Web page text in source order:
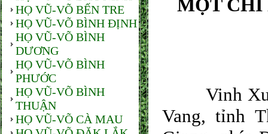
HỌ VŨ-VÕ BẾN TRE
HỌ VŨ-VÕ BÌNH ĐỊNH
HỌ VŨ-VÕ BÌNH
DƯƠNG
HỌ VŨ-VÕ BÌNH
PHƯỚC
HỌ VŨ-VÕ BÌNH
THUẬN
HỌ VŨ-VÕ CÀ MAU
MỘT
Vinh Xuân
Vang, tỉnh